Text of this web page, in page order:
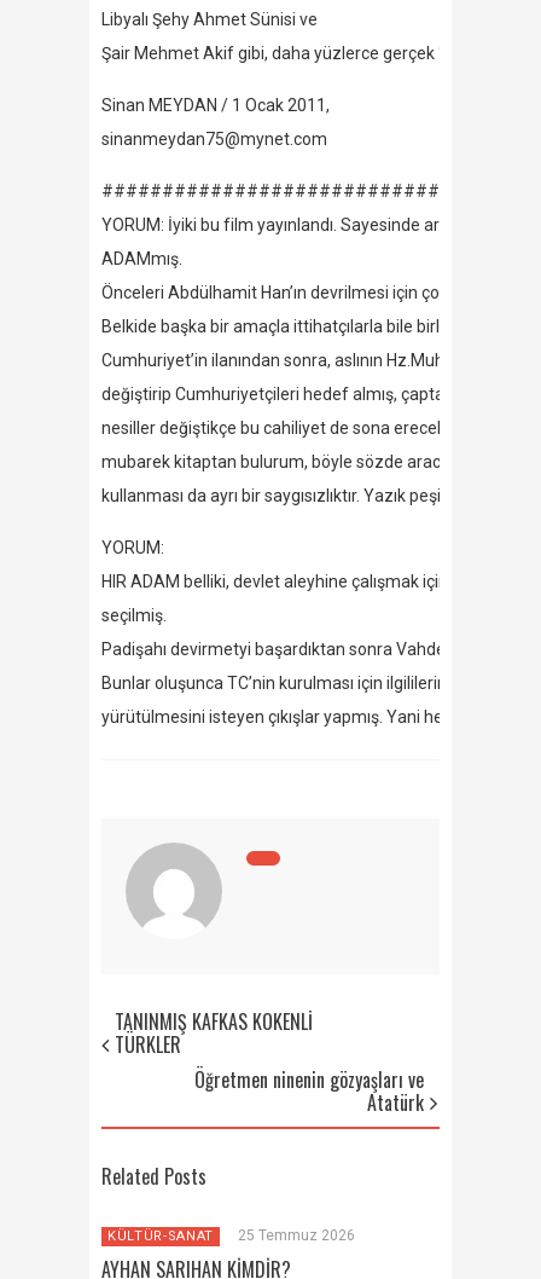
Libyalı Şehy Ahmet Sünisi ve
Şair Mehmet Akif gibi, daha yüzlerce gerçek “Hür
Sinan MEYDAN / 1 Ocak 2011,
sinanmeydan75@mynet.com
YORUM: İyiki bu film yayınlandı. Sayesinde
ADAMmış.
Önceleri Abdülhamit Han’ın devrilmesi için çok mücadele
Belkide başka bir amaçla ittihatçılarla bile birliktelik
Cumhuriyet’in ilanından sonra, aslının Hz.Muhammet
değiştirip Cumhuriyetçileri hedef almış, çaptan düşmüş.
nesiller değiştikçe bu cahiliyet de sona erecektir. Yüce
mubarek kitaptan bulurum, böyle sözde aracılara
kullanması da ayrı bir saygısızlıktır. Yazık peşinden giden
YORUM:
HIR ADAM belliki, devlet aleyhine çalışmak için her şeyi
seçilmiş.
Padişahı devirmetyi başardıktan sonra Vahdettin’i
Bunlar oluşunca TC’nin kurulması için ilgililerin yanında
yürütülmesini isteyen çıkışlar yapmış. Yani hep onun
TANINMIŞ KAFKAS KÖKENLİ
TÜRKLER
Öğretmen ninenin gözyaşları ve
Atatürk
Related Posts
KÜLTÜR-SANAT 25 Temmuz 2026
AYHAN SARIHAN KİMDİR?